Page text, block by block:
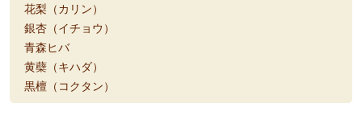
花梨（カリン）
銀杏（イチョウ）
青森ヒバ
黄蘗（キハダ）
黒檀（コクタン）